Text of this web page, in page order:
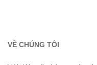
VỀ CHÚNG TÔI